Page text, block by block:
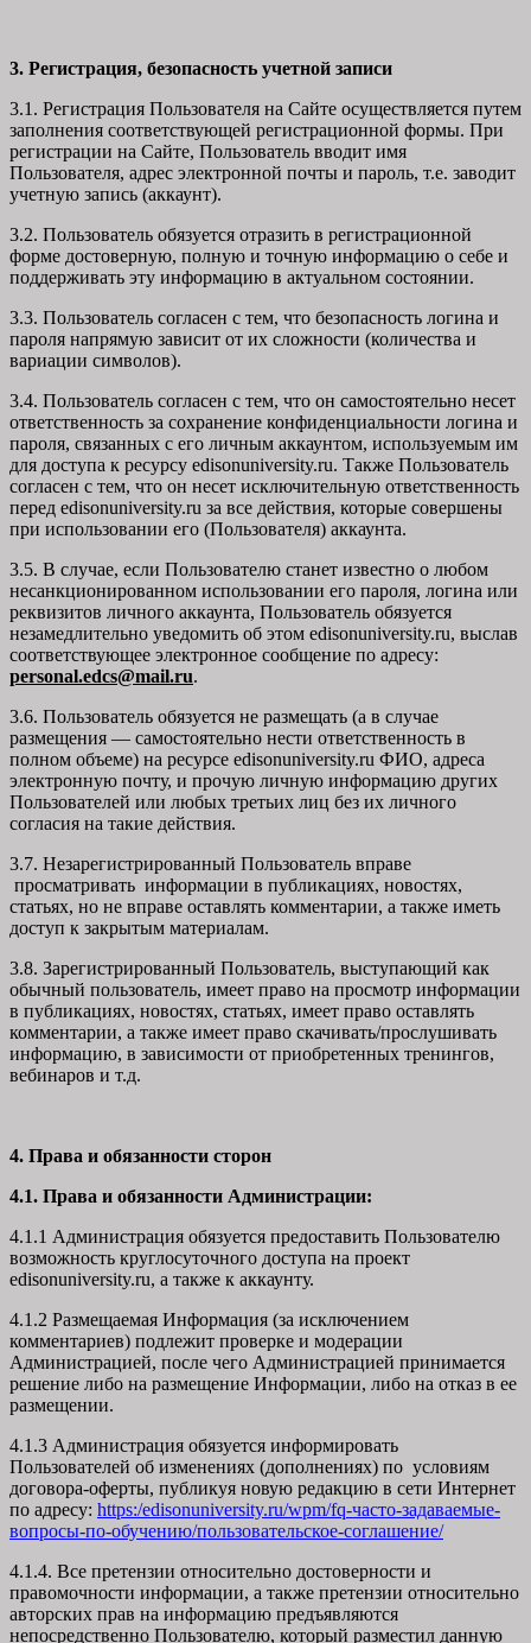
3. Регистрация, безопасность учетной записи
3.1. Регистрация Пользователя на Сайте осуществляется путем
заполнения соответствующей регистрационной формы. При
регистрации на Сайте, Пользователь вводит имя
Пользователя, адрес электронной почты и пароль, т.е. заводит
учетную запись (аккаунт).
3.2. Пользователь обязуется отразить в регистрационной
форме достоверную, полную и точную информацию о себе и
поддерживать эту информацию в актуальном состоянии.
3.3. Пользователь согласен с тем, что безопасность логина и
пароля напрямую зависит от их сложности (количества и
вариации символов).
3.4. Пользователь согласен с тем, что он самостоятельно несет
ответственность за сохранение конфиденциальности логина и
пароля, связанных с его личным аккаунтом, используемым им
для доступа к ресурсу edisonuniversity.ru. Также Пользователь
согласен с тем, что он несет исключительную ответственность
перед edisonuniversity.ru за все действия, которые совершены
при использовании его (Пользователя) аккаунта.
3.5. В случае, если Пользователю станет известно о любом
несанкционированном использовании его пароля, логина или
реквизитов личного аккаунта, Пользователь обязуется
незамедлительно уведомить об этом edisonuniversity.ru, выслав
соответствующее электронное сообщение по адресу:
personal.edcs@mail.ru.
3.6. Пользователь обязуется не размещать (а в случае
размещения — самостоятельно нести ответственность в
полном объеме) на ресурсе edisonuniversity.ru ФИО, адреса
электронную почту, и прочую личную информацию других
Пользователей или любых третьих лиц без их личного
согласия на такие действия.
3.7. Незарегистрированный Пользователь вправе
просматривать информации в публикациях, новостях,
статьях, но не вправе оставлять комментарии, а также иметь
доступ к закрытым материалам.
3.8. Зарегистрированный Пользователь, выступающий как
обычный пользователь, имеет право на просмотр информации
в публикациях, новостях, статьях, имеет право оставлять
комментарии, а также имеет право скачивать/прослушивать
информацию, в зависимости от приобретенных тренингов,
вебинаров и т.д.
4. Права и обязанности сторон
4.1. Права и обязанности Администрации:
4.1.1 Администрация обязуется предоставить Пользователю
возможность круглосуточного доступа на проект
edisonuniversity.ru, а также к аккаунту.
4.1.2 Размещаемая Информация (за исключением
комментариев) подлежит проверке и модерации
Администрацией, после чего Администрацией принимается
решение либо на размещение Информации, либо на отказ в ее
размещении.
4.1.3 Администрация обязуется информировать
Пользователей об изменениях (дополнениях) по условиям
договора-оферты, публикуя новую редакцию в сети Интернет
по адресу: https:/edisonuniversity.ru/wpm/fq-часто-задаваемые-
вопросы-по-обучению/пользовательское-соглашение/
4.1.4. Все претензии относительно достоверности и
правомочности информации, а также претензии относительно
авторских прав на информацию предъявляются
непосредственно Пользователю, который разместил данную